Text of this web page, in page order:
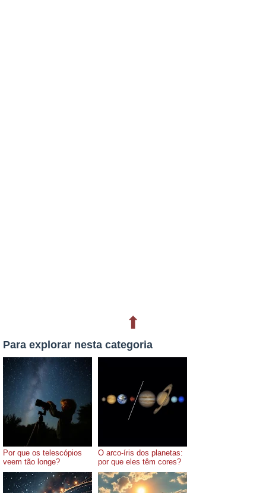
⬆
Para explorar nesta categoria
Por que os telescópios
veem tão longe?
O arco-íris dos planetas:
por que eles têm cores?